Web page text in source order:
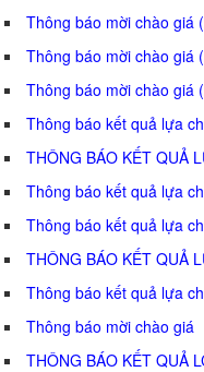
Thông báo mời chào giá
Thông báo mời chào giá
Thông báo mời chào giá
Thông báo kết quả lựa
THÔNG BÁO KẾT QUẢ
Thông báo kết quả lựa
Thông báo kết quả lựa
THÔNG BÁO KẾT QUẢ
Thông báo kết quả lựa
Thông báo mời chào giá
THÔNG BÁO KẾT QUẢ